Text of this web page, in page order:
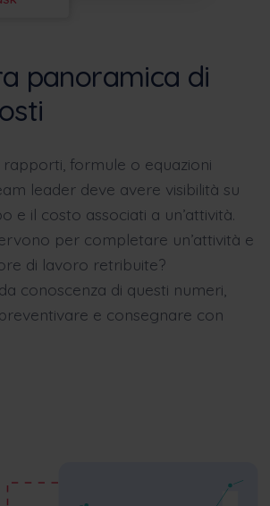
panoramica di
formule o equazioni
leader deve avere visibilità su
e il costo associati a un’attività.
per completare un’attività e
di lavoro retribuite?
conoscenza di questi numeri,
e consegnare con